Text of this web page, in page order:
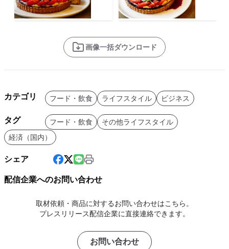
画像一括ダウンロード
カテゴリ フード・飲食 ライフスタイル ビジネス
タグ フード・飲食
その他ライフスタイル
経済（国内）
シェア
配信企業へのお問い合わせ
取材依頼・商品に対するお問い合わせはこちら。
プレスリリース配信企業に直接連絡できます。
お問い合わせ